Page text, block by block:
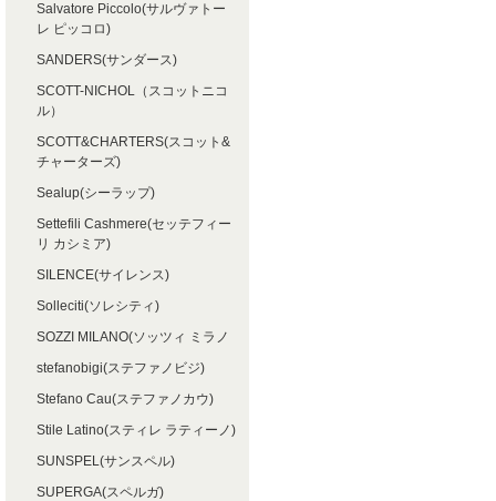
Salvatore Piccolo(サルヴァトー
レ ピッコロ)
SANDERS(サンダース)
SCOTT-NICHOL（スコットニコ
ル）
SCOTT&CHARTERS(スコット&
チャーターズ)
Sealup(シーラップ)
Settefili Cashmere(セッテフィー
リ カシミア)
SILENCE(サイレンス)
Solleciti(ソレシティ)
SOZZI MILANO(ソッツィ ミラノ
stefanobigi(ステファノビジ)
Stefano Cau(ステファノカウ)
Stile Latino(スティレ ラティーノ)
SUNSPEL(サンスペル)
SUPERGA(スペルガ)